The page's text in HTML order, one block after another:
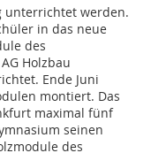
unterrichtet werden.
in das neue
des
Holzbau
Ende Juni
montiert. Das
maximal fünf
seinen
des